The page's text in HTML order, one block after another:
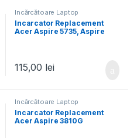
Încărcătoare Laptop
Incarcator Replacement
Acer Aspire 5735, Aspire
5737G
115,00 lei
Încărcătoare Laptop
Incarcator Replacement
Acer Aspire 3810G